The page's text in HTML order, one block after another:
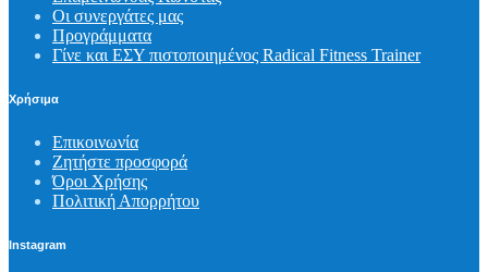
Οι συνεργάτες μας
Προγράμματα
Γίνε και ΕΣΥ πιστοποιημένος Radical Fitness Trainer
Χρήσιμα
Επικοινωνία
Ζητήστε προσφορά
Όροι Χρήσης
Πολιτική Απορρήτου
Instagram